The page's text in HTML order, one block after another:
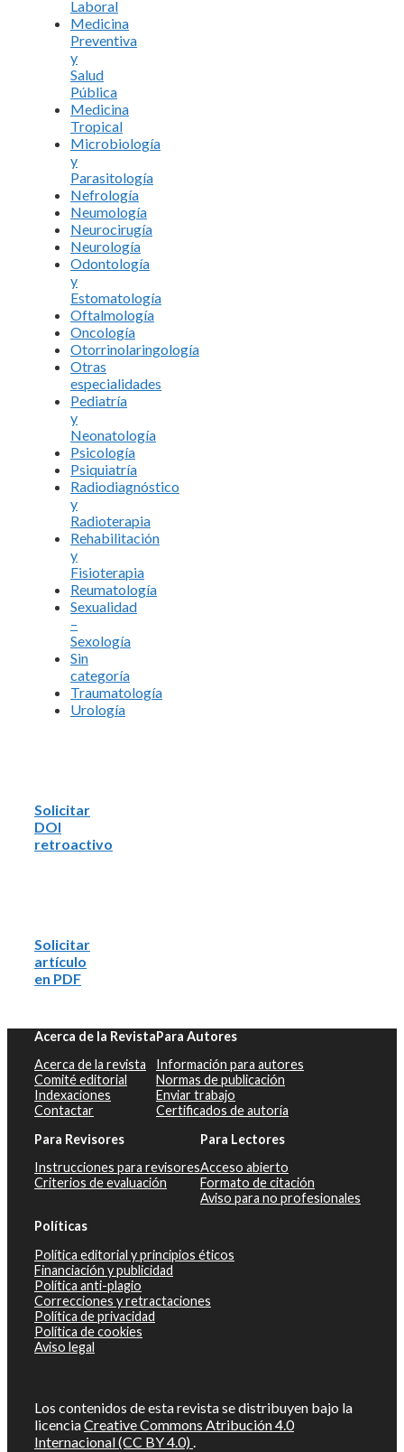
Laboral
Medicina
Preventiva
y
Salud
Pública
Medicina
Tropical
Microbiología
y
Parasitología
Nefrología
Neumología
Neurocirugía
Neurología
Odontología
y
Estomatología
Oftalmología
Oncología
Otorrinolaringología
Otras
especialidades
Pediatría
y
Neonatología
Psicología
Psiquiatría
Radiodiagnóstico
y
Radioterapia
Rehabilitación
y
Fisioterapia
Reumatología
Sexualidad
–
Sexología
Sin
categoría
Traumatología
Urología
Solicitar
DOI
retroactivo
Solicitar
artículo
en PDF
Acerca de la Revista
Acerca de la revista
Comité editorial
Indexaciones
Contactar
Para Autores
Información para autores
Normas de publicación
Enviar trabajo
Certificados de autoría
Para Revisores
Instrucciones para revisores
Criterios de evaluación
Para Lectores
Acceso abierto
Formato de citación
Aviso para no profesionales
Políticas
Política editorial y principios éticos
Financiación y publicidad
Política anti-plagio
Correcciones y retractaciones
Política de privacidad
Política de cookies
Aviso legal
Los contenidos de esta revista se distribuyen bajo la
licenciaCreative Commons Atribución 4.0
Internacional (CC BY 4.0) .